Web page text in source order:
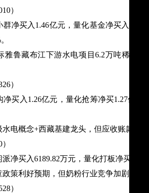
）​​
群净买入1.46亿元，量化基金净买入2.37
雅鲁藏布江下游水电项目6.2万吨稀土
）​​
净买入1.26亿元，量化抢筹净买1.27亿
电概念+西藏基建龙头，但应收账款周
净买入6189.82万元，量化打板净买
策利好预期，但奶粉行业竞争加剧，
）​​